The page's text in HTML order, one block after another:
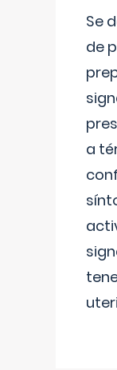
Se
de
a